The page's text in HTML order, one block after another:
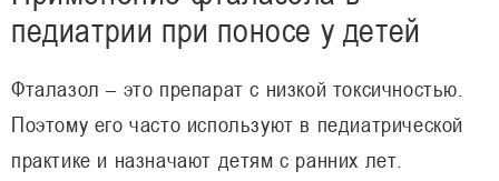
педиатрии при поносе у детей
Фталазол – это препарат с низкой токсичностью.
Поэтому его часто используют в педиатрической
практике и назначают детям с ранних лет.